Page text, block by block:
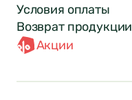
Условия оплаты
Возврат продукции
Акции